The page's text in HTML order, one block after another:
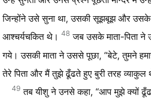
जिन्होंने उसे सुना था, उसकी सूझबूझ और उसके
आश्चर्यचकित थे। 48 जब उसके माता-पिता ने
गये। उसकी माता ने उससे पूछा, “बेटे, तुमने
तेरे पिता और मैं तुझे ढूँढते हुए बुरी तरह व्याकुल
49 तब यीशु ने उनसे कहा, “आप मुझे क्यों